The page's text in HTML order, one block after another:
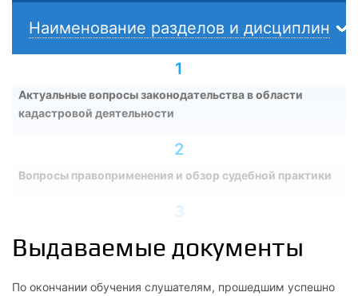
Наименование разделов и дисциплин
1
Актуальные вопросы законодательства в области
кадастровой деятельности
2
Вопросы правоприменения и обзор судебной практики
3
Права, обязанности и ответственность кадастрового
инженера при осуществлении кадастровой
Выдаваемые документы
По окончании обучения слушателям, прошедшим успешно